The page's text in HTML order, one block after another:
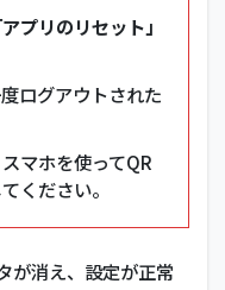
アプリのリセット」
ログアウトされた
マホを使ってQR
ください。
が消え、設定が正常